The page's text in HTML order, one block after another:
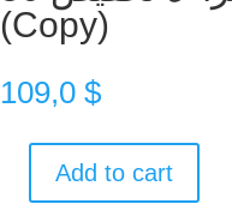
(Copy)
109,0 $
Add to cart